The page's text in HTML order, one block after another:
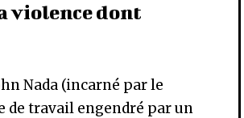
violence dont
Nada (incarné par le
de travail engendré par un